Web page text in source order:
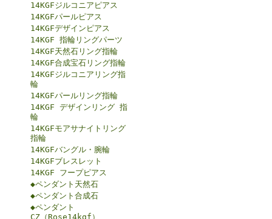
14KGFジルコニアピアス
14KGFパールピアス
14KGFデザインピアス
14KGF 指輪リングパーツ
14KGF天然石リング指輪
14KGF合成宝石リング指輪
14KGFジルコニアリング指
輪
14KGFパールリング指輪
14KGF デザインリング 指
輪
14KGFモアサナイトリング
指輪
14KGFバングル・腕輪
14KGFブレスレット
14KGF フープピアス
◆ペンダント天然石
◆ペンダント合成石
◆ペンダント
CZ（Rose14kgf）